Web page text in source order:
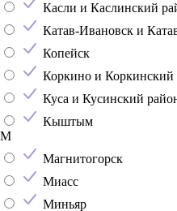
Касли и Каслинский
Катав-Ивановск и
Копейск
Коркино и Коркинский
Куса и Кусинский
Кыштым
М
Магнитогорск
Миасс
Миньяр